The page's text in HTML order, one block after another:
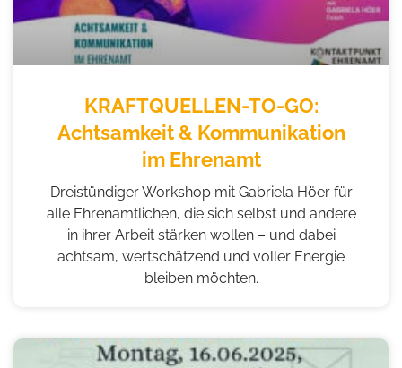
KRAFTQUELLEN-TO-GO:
Achtsamkeit & Kommunikation
im Ehrenamt
Dreistündiger Workshop mit Gabriela Höer für
alle Ehrenamtlichen, die sich selbst und andere
in ihrer Arbeit stärken wollen – und dabei
achtsam, wertschätzend und voller Energie
bleiben möchten.